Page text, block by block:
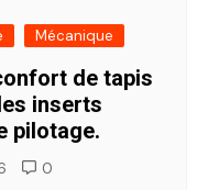
Mécanique
de tapis
inserts
pilotage.
0